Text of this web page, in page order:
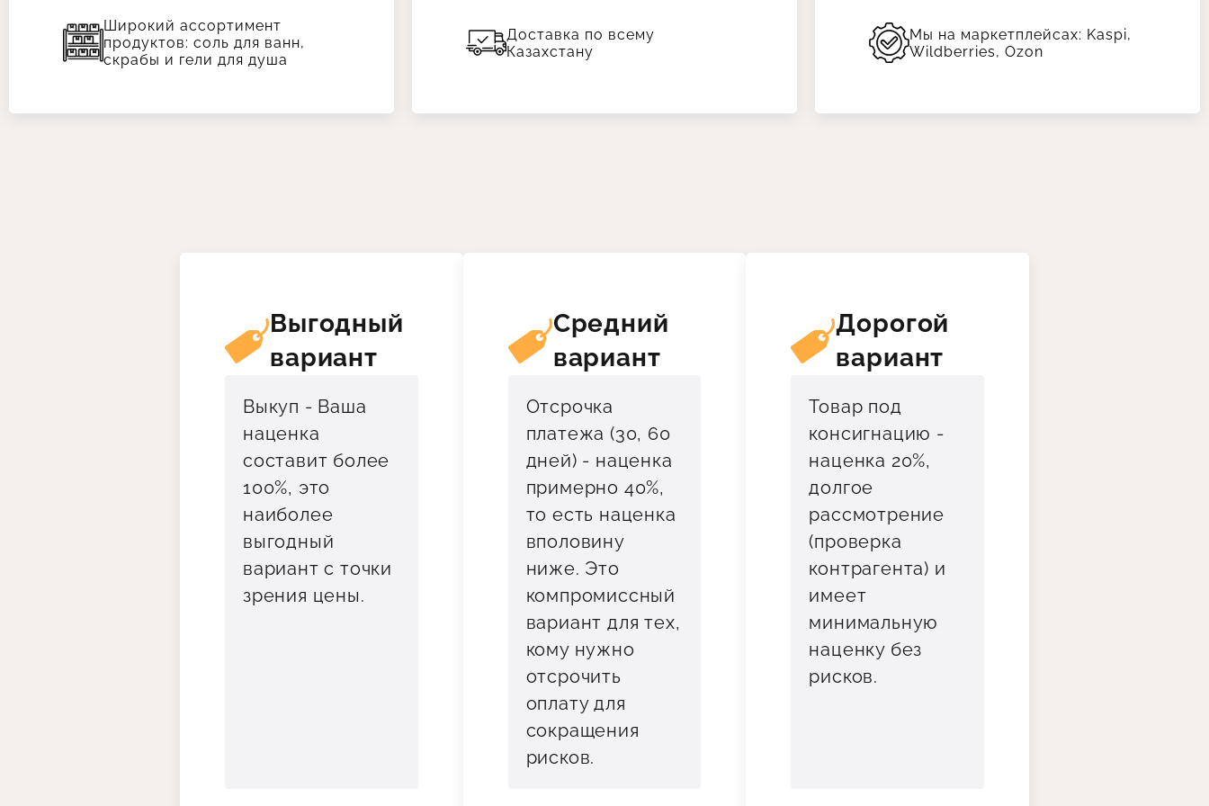
Широкий ассортимент
продуктов: соль для ванн,
скрабы и гели для душа
Доставка по всему
Казахстану
Мы на маркетплейсах: Kaspi,
Wildberries, Ozon
Выгодный
вариант
Выкуп - Ваша
наценка
составит более
100%, это
наиболее
выгодный
вариант с точки
зрения цены.
Средний
вариант
Отсрочка
платежа (30, 60
дней) - наценка
примерно 40%,
то есть наценка
вполовину
ниже. Это
компромиссный
вариант для тех,
кому нужно
отсрочить
оплату для
сокращения
рисков.
Дорогой
вариант
Товар под
консигнацию -
наценка 20%,
долгое
рассмотрение
(проверка
контрагента) и
имеет
минимальную
наценку без
рисков.